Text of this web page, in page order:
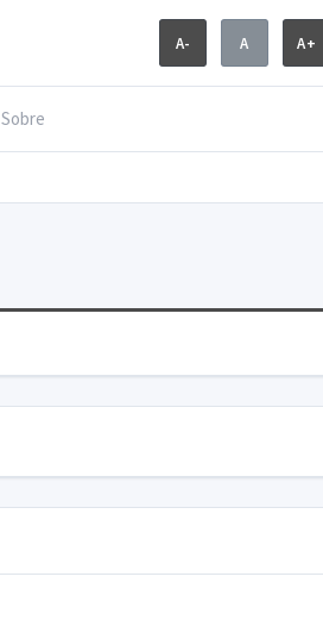
A- A A+
Sobre